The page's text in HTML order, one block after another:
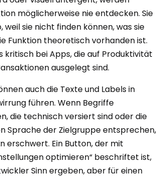
möglicherweise nie entdecken. Sie
weil sie nicht finden können, was sie
Funktion theoretisch vorhanden ist.
kritisch bei Apps, die auf Produktivität
ausgelegt sind.
auch die Texte und Labels in
führen. Wenn Begriffe
die technisch versiert sind oder die
Sprache der Zielgruppe entsprechen,
erschwert. Ein Button, der mit
optimieren“ beschriftet ist,
Sinn ergeben, aber für einen